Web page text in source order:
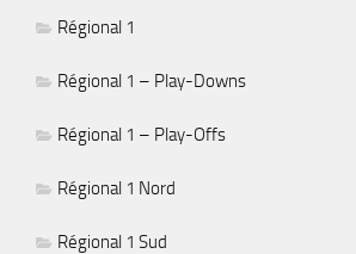
Régional 1
Régional 1 – Play-Downs
Régional 1 – Play-Offs
Régional 1 Nord
Régional 1 Sud